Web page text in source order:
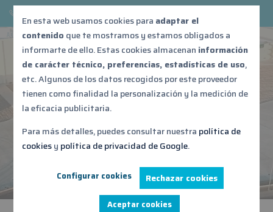
En esta web usamos cookies para adaptar el
contenido que te mostramos y estamos obligados a
informarte de ello. Estas cookies almacenan información
de carácter técnico, preferencias, estadísticas de uso,
etc. Algunos de los datos recogidos por este proveedor
tienen como finalidad la personalización y la medición de
la eficacia publicitaria.
Para más detalles, puedes consultar nuestra política de
cookiesy política de privacidad de Google.
Configurar cookies Rechazar cookies
Aceptar cookies
COMPLEJO DE ECONOMÍA
CIRCULAR Y OFICINAS –
PEDROLA